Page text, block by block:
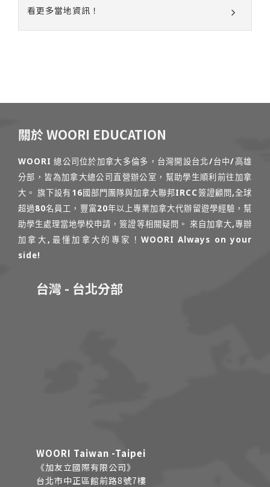
看更多當地資訊！
關於 WOORI EDUCATION
WOORI 總公司位於加拿大多倫多，台灣開設台北/台中/高雄
分部，皆為加拿大總公司直營辦公室，幫助學生順利前往加拿
大。 旗下設有16國部門團隊與加拿大聯邦IRCC簽證顧問,全球
超過80名員工，豐富20年以上專業加拿大代辦留遊學經驗，幫
助學生處理當地學校申請，簽證等相關疑問。 來自加拿大,專辦
加拿大,最懂加拿大的專家！WOORI Always on your
side!
台灣 - 台北分部
WOORI Taiwan -Taipei
《加友立國際有限公司》
台北市中正區館前路8號7樓